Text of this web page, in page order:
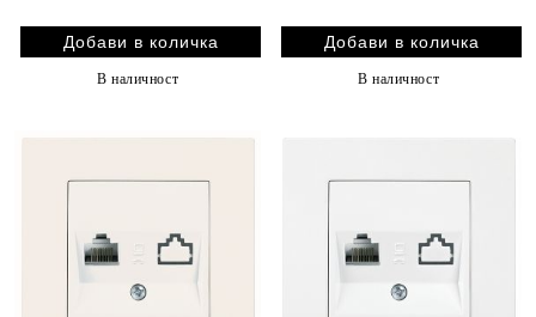
В наличност В наличност